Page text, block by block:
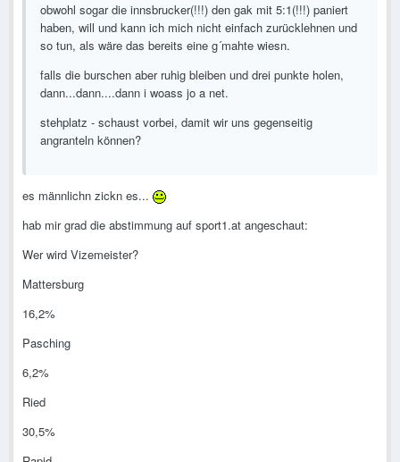
obwohl sogar die innsbrucker(!!!) den gak mit 5:1(!!!) paniert
haben, will und kann ich mich nicht einfach zurücklehnen und
so tun, als wäre das bereits eine g´mahte wiesn.
falls die burschen aber ruhig bleiben und drei punkte holen,
dann...dann....dann i woass jo a net.
stehplatz - schaust vorbei, damit wir uns gegenseitig
angranteln können?
es männlichn zickn es...
hab mir grad die abstimmung auf sport1.at angeschaut:
Wer wird Vizemeister?
Mattersburg
16,2%
Pasching
6,2%
Ried
30,5%